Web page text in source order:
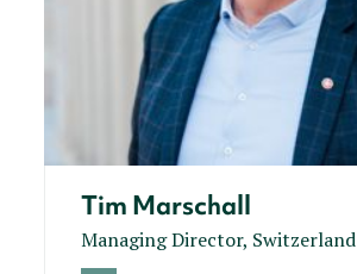
Tim Marschall
Managing Director, Switzerland